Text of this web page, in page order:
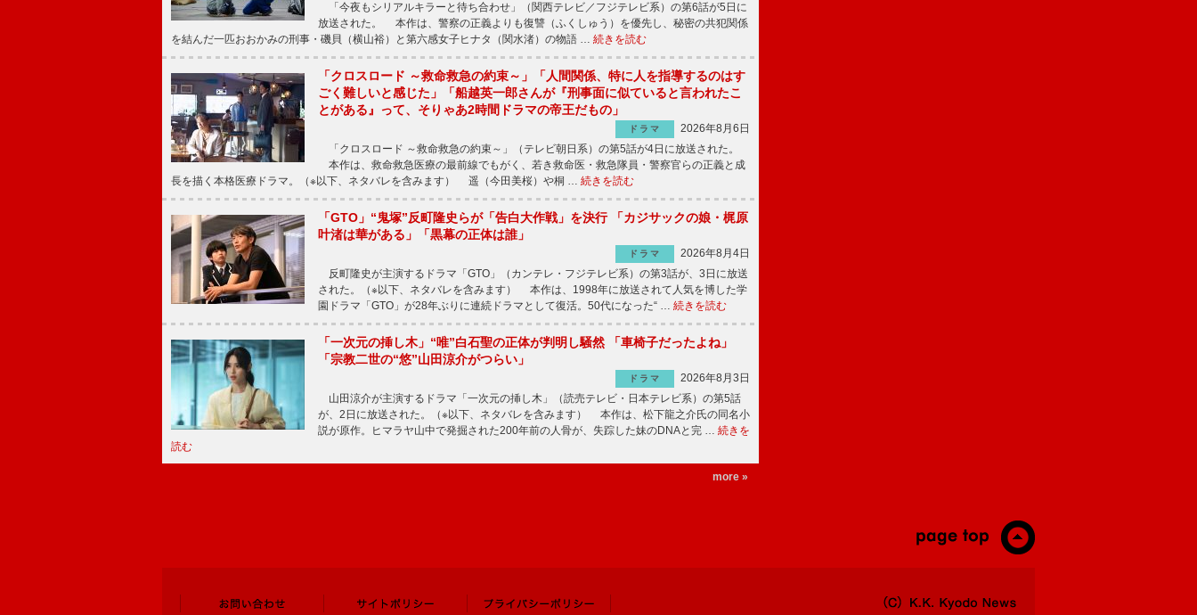
「今夜もシリアルキラーと待ち合わせ」（関西テレビ／フジテレビ系）の第6話が5日に
放送された。 本作は、警察の正義よりも復讐（ふくしゅう）を優先し、秘密の共犯関係
を結んだ一匹おおかみの刑事・磯貝（横山裕）と第六感女子ヒナタ（関水渚）の物語 … 続きを読む
「クロスロード ～救命救急の約束～」「人間関係、特に人を指導するのはす
ごく難しいと感じた」「船越英一郎さんが『刑事面に似ていると言われたこ
とがある』って、そりゃあ2時間ドラマの帝王だもの」
ドラマ
2026年8月6日
「クロスロード ～救命救急の約束～」（テレビ朝日系）の第5話が4日に放送された。
本作は、救命救急医療の最前線でもがく、若き救命医・救急隊員・警察官らの正義と成
長を描く本格医療ドラマ。（※以下、ネタバレを含みます） 遥（今田美桜）や桐 … 続きを読む
「GTO」“鬼塚”反町隆史らが「告白大作戦」を決行 「カジサックの娘・梶原
叶渚は華がある」「黒幕の正体は誰」
ドラマ
2026年8月4日
反町隆史が主演するドラマ「GTO」（カンテレ・フジテレビ系）の第3話が、3日に放送
された。（※以下、ネタバレを含みます） 本作は、1998年に放送されて人気を博した学
園ドラマ「GTO」が28年ぶりに連続ドラマとして復活。50代になった“ … 続きを読む
「一次元の挿し木」“唯”白石聖の正体が判明し騒然 「車椅子だったよね」
「宗教二世の“悠”山田涼介がつらい」
ドラマ
2026年8月3日
山田涼介が主演するドラマ「一次元の挿し木」（読売テレビ・日本テレビ系）の第5話
が、2日に放送された。（※以下、ネタバレを含みます） 本作は、松下龍之介氏の同名小
説が原作。ヒマラヤ山中で発掘された200年前の人骨が、失踪した妹のDNAと完 … 続きを
読む
more »